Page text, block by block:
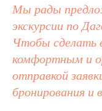
Мы рады
экскурсии по
Чтобы сделать
комфортным и
отправкой
бронирования и